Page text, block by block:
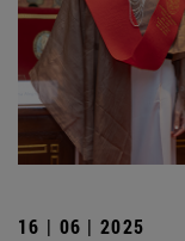
16 | 06 | 2025